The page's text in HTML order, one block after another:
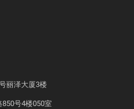
丽泽大厦3楼
号4楼050室